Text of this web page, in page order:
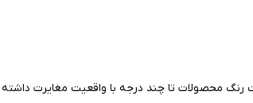
محصولات تا چند درجه با واقعیت مغایرت داشته